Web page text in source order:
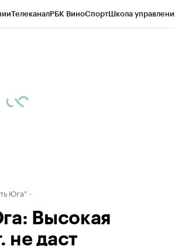
ТелеканалРБК ВиноСпортШкола
Юга"
Высокая
не даст